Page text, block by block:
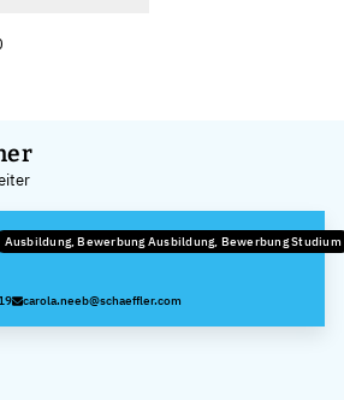
Ausbildung, Bewerbung Ausbildung, Bewerbung Studium
carola.neeb@schaeffler.com